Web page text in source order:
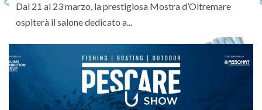
Dal 21 al 23 marzo, la prestigiosa Mostra d’Oltremare
ospiterà il salone dedicato a...